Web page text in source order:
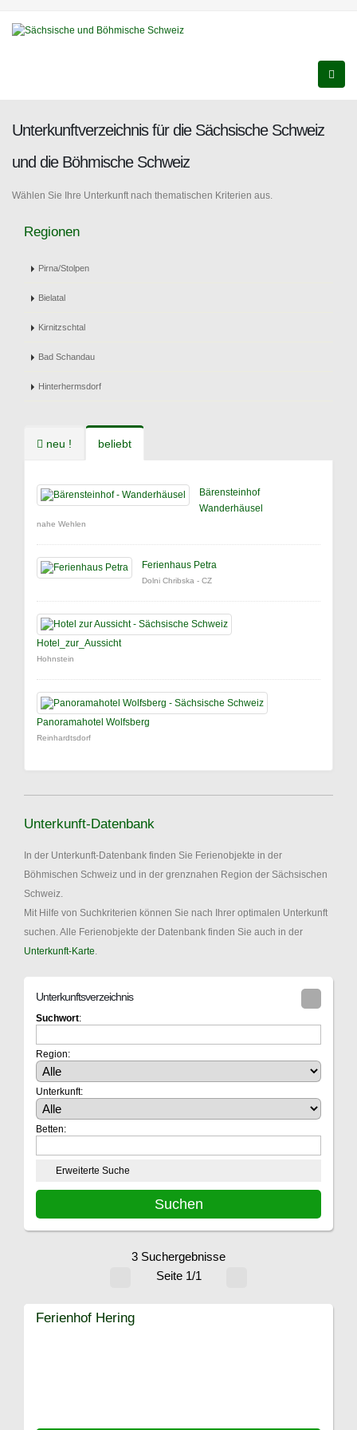
Unterkunftverzeichnis für die Sächsische Schweiz
und die Böhmische Schweiz
Wählen Sie Ihre Unterkunft nach thematischen Kriterien aus.
Regionen
Pirna/Stolpen
Bielatal
Kirnitzschtal
Bad Schandau
Hinterhermsdorf
neu ! beliebt
Bärensteinhof
Wanderhäusel
nahe Wehlen
Ferienhaus Petra
Dolni Chribska - CZ
Hotel_zur_Aussicht
Hohnstein
Panoramahotel Wolfsberg
Reinhardtsdorf
Unterkunft-Datenbank
In der Unterkunft-Datenbank finden Sie Ferienobjekte in der
Böhmischen Schweiz und in der grenznahen Region der Sächsischen
Schweiz.
Mit Hilfe von Suchkriterien können Sie nach Ihrer optimalen Unterkunft
suchen. Alle Ferienobjekte der Datenbank finden Sie auch in der
Unterkunft-Karte
Unterkunftsverzeichnis
Suchwort:
Region:
Unterkunft:
Betten:
Erweiterte Suche
3 Suchergebnisse
Seite 1/1
Ferienhof Hering